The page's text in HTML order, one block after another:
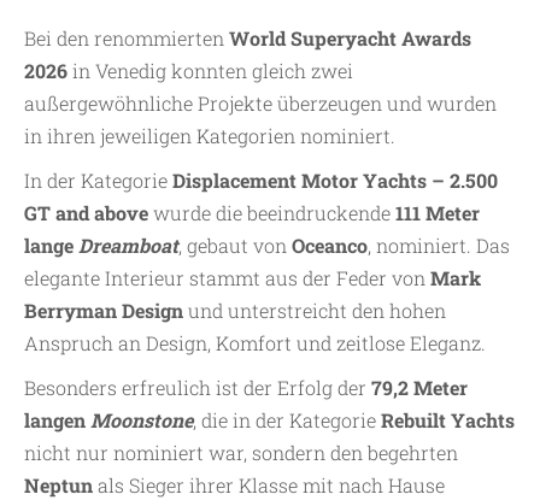
Bei den renommiertenWorld Superyacht Awards
2026in Venedig konnten gleich zwei
außergewöhnliche Projekte überzeugen und wurden
in ihren jeweiligen Kategorien nominiert.
In der KategorieDisplacement Motor Yachts – 2.500
GT and abovewurde die beeindruckende111 Meter
langeDreamboat, gebaut vonOceanco, nominiert. Das
elegante Interieur stammt aus der Feder vonMark
Berryman Designund unterstreicht den hohen
Anspruch an Design, Komfort und zeitlose Eleganz.
Besonders erfreulich ist der Erfolg der 79,2 Meter
langenMoonstone, die in der KategorieRebuilt Yachts
nicht nur nominiert war, sondern den begehrten
Neptunals Sieger ihrer Klasse mit nach Hause